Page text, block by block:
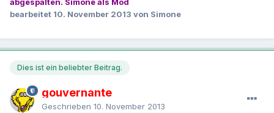
abgespalten. Simone als Mod
bearbeitet 10. November 2013 von Simone
Dies ist ein beliebter Beitrag.
gouvernante
Geschrieben 10. November 2013